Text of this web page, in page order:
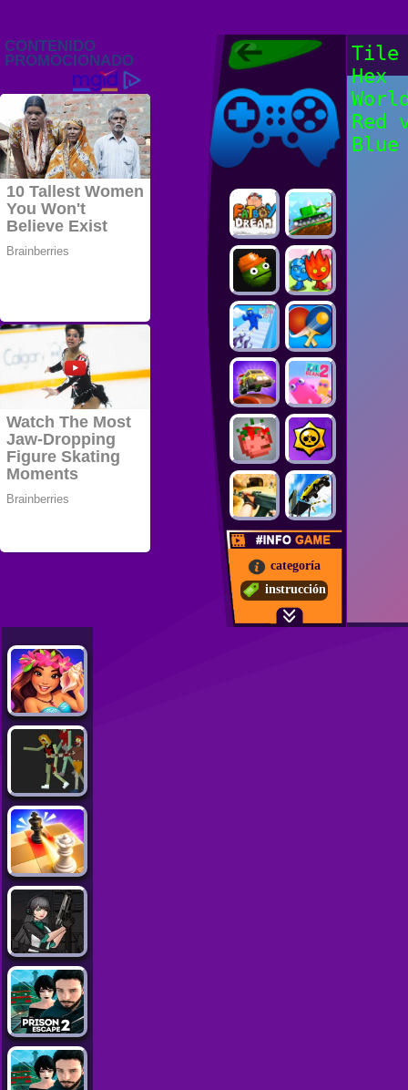
Juegos Friv
2022, Juegos
2022
Juegos Friv
categoría
instrucción
Tile
Hex
Red
Blue